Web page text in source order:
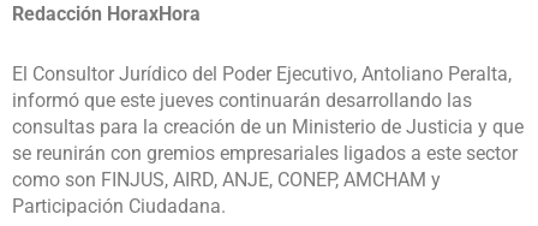
Redacción HoraxHora
El Consultor Jurídico del Poder Ejecutivo, Antoliano Peralta,
informó que este jueves continuarán desarrollando las
consultas para la creación de un Ministerio de Justicia y que
se reunirán con gremios empresariales ligados a este sector
como son FINJUS, AIRD, ANJE, CONEP, AMCHAM y
Participación Ciudadana.